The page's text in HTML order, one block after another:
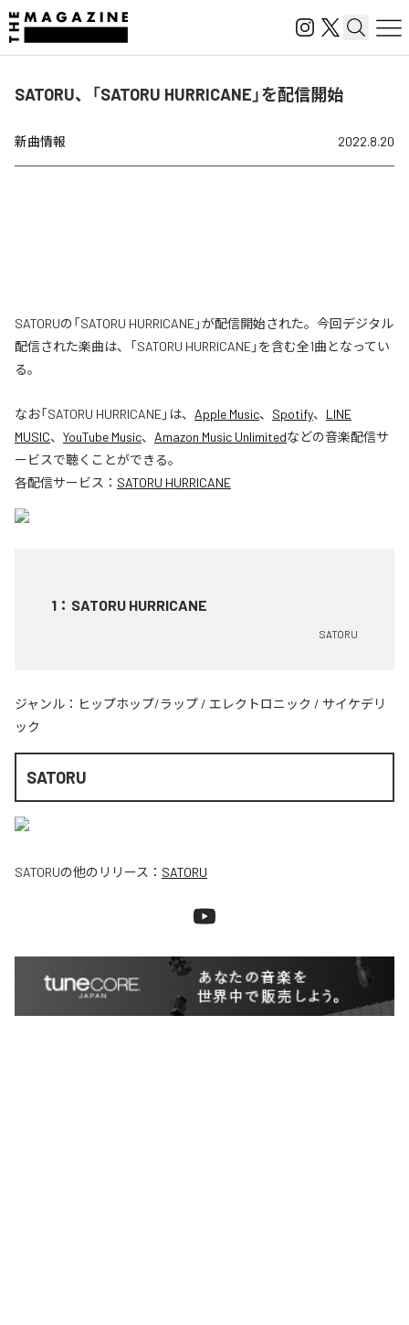
SATORU、「SATORU HURRICANE」を配信開始
新曲情報 2022.8.20
SATORUの「SATORU HURRICANE」が配信開始された。今回デジタル
配信された楽曲は、「SATORU HURRICANE」を含む全1曲となってい
る。
なお「SATORU HURRICANE」は、 Apple Music、 Spotify、 LINE
MUSIC、 YouTube Music、 Amazon Music Unlimitedなどの音楽配信サ
ービスで聴くことができる。
各配信サービス： SATORU HURRICANE
1 ： SATORU HURRICANE
SATORU
ジャンル： ヒップホップ/ラップ / エレクトロニック / サイケデリ
ック
SATORU
SATORUの他のリリース： SATORU